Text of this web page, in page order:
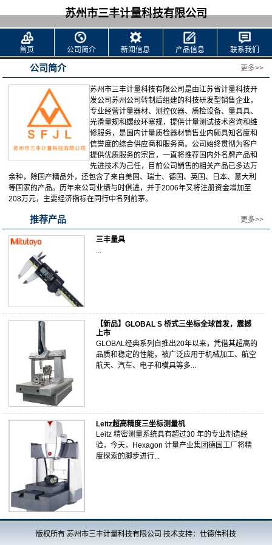
苏州市三丰计量科技有限公司
首页 公司简介 新闻信息 产品信息 联系我们
更多>>
公司简介
苏州市三丰计量科技有限公司是由江苏省计量科技开
发公司苏州公司转制后组建的科技研发型销售企业，
专业经营计量器材、测控仪器、质检设备、量具具、
光滑量规和螺纹环塞规，提供计量测试技术咨询和维
修服务，是国内计量质检器材销售业内颇具知名度和
信誉度的综合供应商和服务商。公司始终贯彻为客户
提供优质服务的宗旨，一直将推荐国内外名牌产品和
先进技术为己任，目前公司销售的相关产品已多达万
余种，除国产精品外，还包含了来自美国、瑞士、德国、英国、日本、意大利
等国家的产品。历年来公司业绩与时俱进，并于2006年又将注册资金增加至
208万元，主要经济指标在同行中名列前茅。
推荐产品 更多>>
三丰量具
...
【新品】GLOBAL S 桥式三坐标全球首发，震撼
上市
GLOBAL经典系列自推出20年以来，凭借其超高的
品质和稳定的性能，被广泛应用于机械加工、航空
航天、汽车、电子和模具等多...
Leitz超高精度三坐标测量机
Leitz 精密测量系统具有超过30 年的专业制造经
验，今天，Hexagon 计量产业集团德国工厂将精
度探索的脚步进行...
版权所有 苏州市三丰计量科技有限公司 技术支持：仕德伟科技